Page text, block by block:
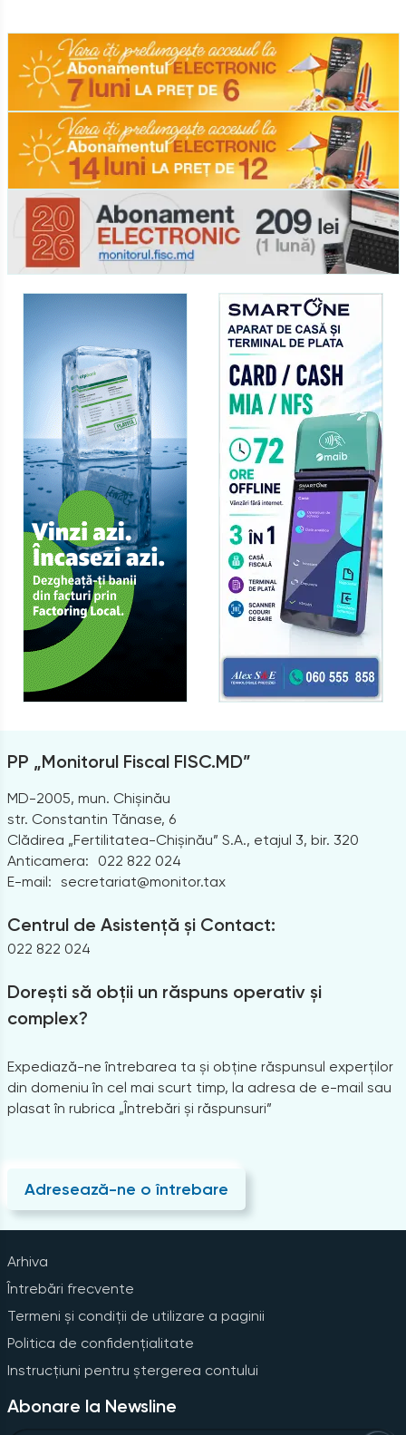
PP „Monitorul Fiscal FISC.MD”
MD-2005, mun. Chișinău
str. Constantin Tănase, 6
Clădirea „Fertilitatea-Chișinău” S.A., etajul 3, bir. 320
Anticamera:
022 822 024
E-mail: secretariat@monitor.tax
Centrul de Asistență și Contact:
022 822 024
Dorești să obții un răspuns operativ și
complex?
Expediază-ne întrebarea ta și obține răspunsul experților
din domeniu în cel mai scurt timp, la adresa de e-mail sau
plasat în rubrica „Întrebări și răspunsuri”
Adresează-ne o întrebare
Arhiva
Întrebări frecvente
Termeni și condiții de utilizare a paginii
Politica de confidențialitate
Instrucțiuni pentru ștergerea contului
Abonare la Newsline